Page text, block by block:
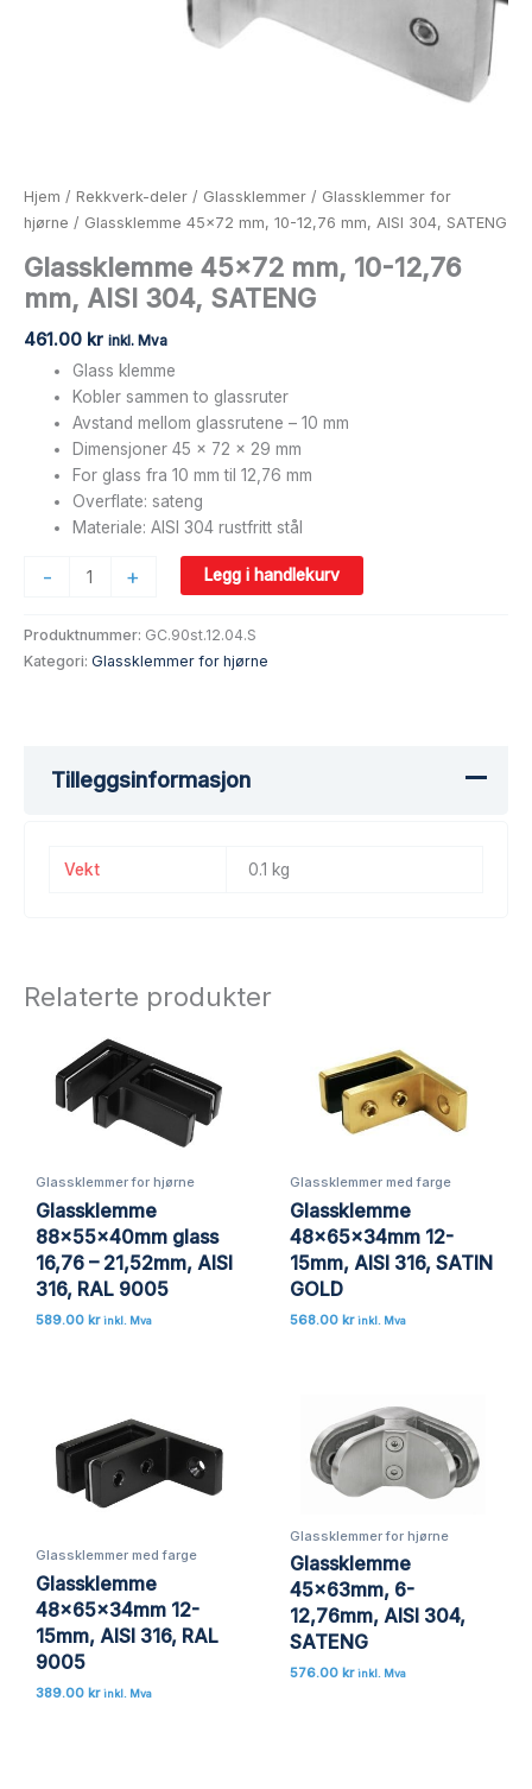
Hjem / Rekkverk-deler / Glassklemmer / Glassklemmer for
hjørne / Glassklemme 45×72 mm, 10-12,76 mm, AISI 304, SATENG
Glassklemme 45×72 mm, 10-12,76
mm, AISI 304, SATENG
461.00 kr inkl. Mva
Glass klemme
Kobler sammen to glassruter
Avstand mellom glassrutene – 10 mm
Dimensjoner 45 x 72 x 29 mm
For glass fra 10 mm til 12,76 mm
Overflate: sateng
Materiale: AISI 304 rustfritt stål
- + Legg i handlekurv
Produktnummer: GC.90st.12.04.S
Kategori: Glassklemmer for hjørne
Tilleggsinformasjon
Vekt 0.1 kg
Relaterte produkter
Glassklemmer for hjørne
Glassklemme
88x55x40mm glass
16,76 – 21,52mm, AISI
316, RAL 9005
589.00 kr inkl. Mva
Glassklemmer med farge
Glassklemme
48x65x34mm 12-
15mm, AISI 316, SATIN
GOLD
568.00 kr inkl. Mva
Glassklemmer med farge
Glassklemme
48x65x34mm 12-
15mm, AISI 316, RAL
9005
389.00 kr inkl. Mva
Glassklemmer for hjørne
Glassklemme
45x63mm, 6-
12,76mm, AISI 304,
SATENG
576.00 kr inkl. Mva